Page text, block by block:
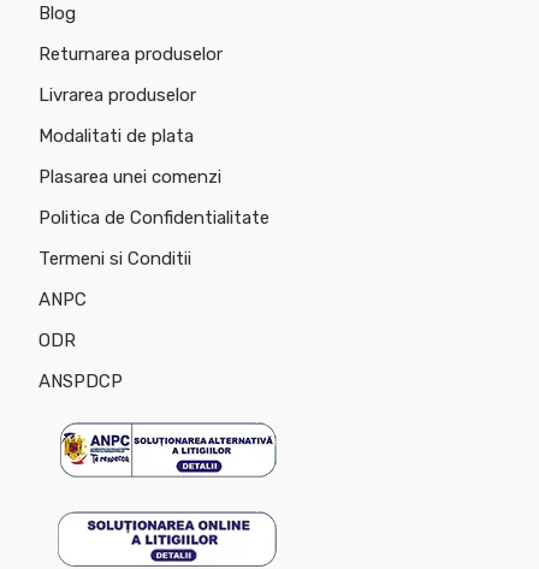
Blog
Returnarea produselor
Livrarea produselor
Modalitati de plata
Plasarea unei comenzi
Politica de Confidentialitate
Termeni si Conditii
ANPC
ODR
ANSPDCP